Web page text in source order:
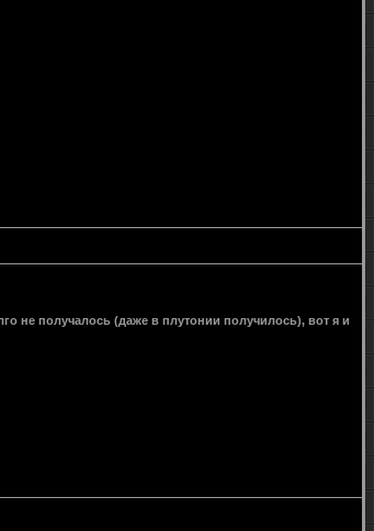
не получалось (даже в плутонии получилось), вот я и